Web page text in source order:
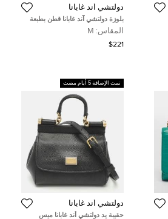
دولتشي أند غابانا
بلوزة دولتشي آند غابانا قطن بطبعة
نقاط بيضاء مقاس متوسط - ميديم
المقاس: M
$221
تمت الإضافة 5 أيام مضت
دولتشي أند غابانا
حقيبة يد دولتشي أند غابانا ميس